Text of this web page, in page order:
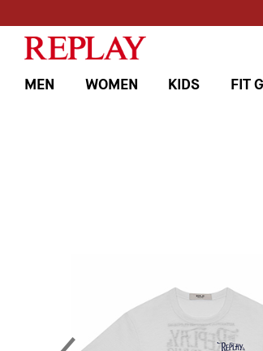
MEN WOMEN KIDS FIT